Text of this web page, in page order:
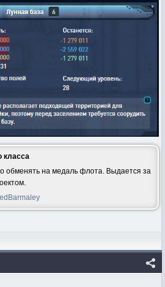
класса
обменять на медаль флота. Выдается за